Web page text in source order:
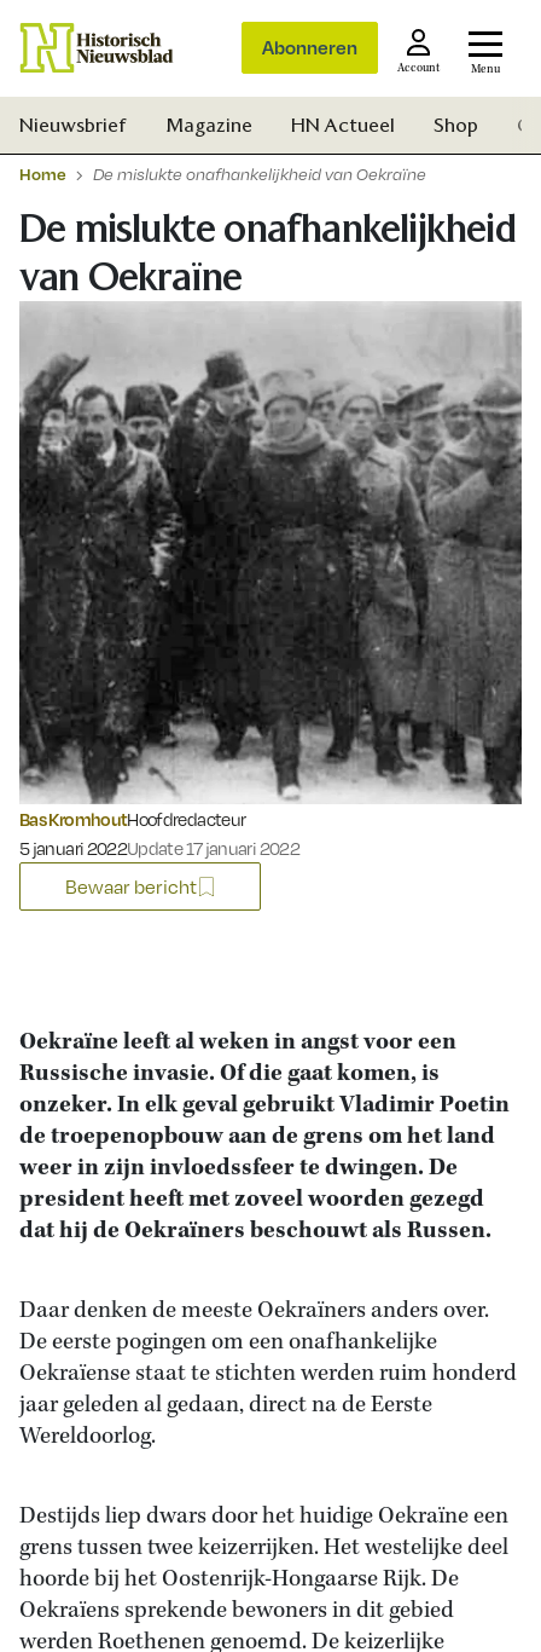
Abonneren
Account Menu
Zoek
Nieuwsbrief Magazine HN Actueel Shop
Home De mislukte onafhankelijkheid van Oekraïne
De mislukte onafhankelijkheid
van Oekraïne
Bas KromhoutHoofdredacteur
Gepubliceerd op:
5 januari 2022Update 17 januari 2022
Bewaar bericht
Oekraïne leeft al weken in angst voor een
Russische invasie. Of die gaat komen, is
onzeker. In elk geval gebruikt Vladimir Poetin
de troepenopbouw aan de grens om het land
weer in zijn invloedssfeer te dwingen. De
president heeft met zoveel woorden gezegd
dat hij de Oekraïners beschouwt als Russen.
Daar denken de meeste Oekraïners anders over.
De eerste pogingen om een onafhankelijke
Oekraïense staat te stichten werden ruim honderd
jaar geleden al gedaan, direct na de Eerste
Wereldoorlog.
Destijds liep dwars door het huidige Oekraïne een
grens tussen twee keizerrijken. Het westelijke deel
hoorde bij het Oostenrijk-Hongaarse Rijk. De
Oekraïens sprekende bewoners in dit gebied
werden Roethenen genoemd. De keizerlijke